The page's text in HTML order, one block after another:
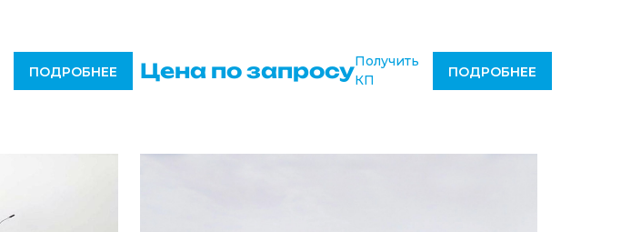
ПОДРОБНЕЕ Цена по запросуПолучить
КП
ПОДРОБНЕЕ